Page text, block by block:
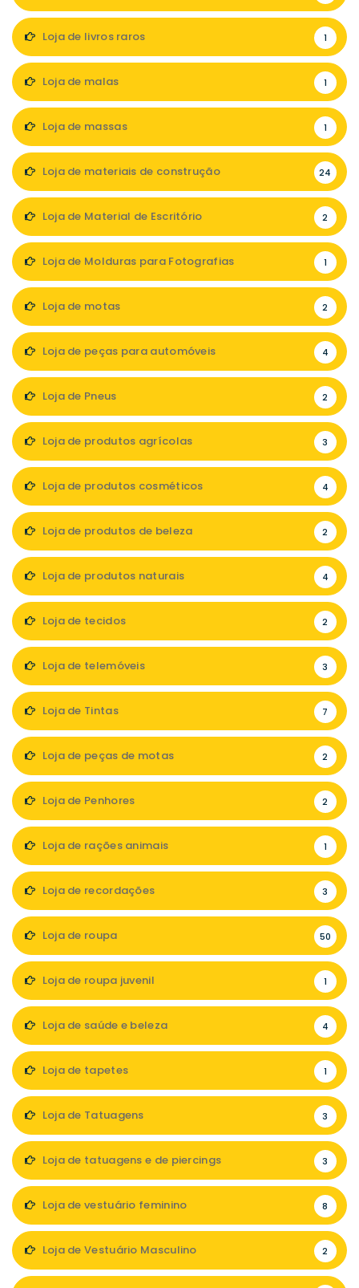
Loja de livros raros 1
Loja de malas 1
Loja de massas 1
Loja de materiais de construção 24
Loja de Material de Escritório 2
Loja de Molduras para Fotografias 1
Loja de motas 2
Loja de peças para automóveis 4
Loja de Pneus 2
Loja de produtos agrícolas 3
Loja de produtos cosméticos 4
Loja de produtos de beleza 2
Loja de produtos naturais 4
Loja de tecidos 2
Loja de telemóveis 3
Loja de Tintas 7
Loja de peças de motas 2
Loja de Penhores 2
Loja de rações animais 1
Loja de recordações 3
Loja de roupa 50
Loja de roupa juvenil 1
Loja de saúde e beleza 4
Loja de tapetes 1
Loja de Tatuagens 3
Loja de tatuagens e de piercings 3
Loja de vestuário feminino 8
Loja de Vestuário Masculino 2